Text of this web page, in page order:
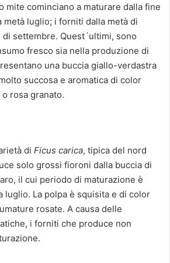
mite cominciano a maturare dalla fine
metà luglio; i forniti dalla metà di
settembre. Quest´ultimi, sono
fresco sia nella produzione di
una buccia giallo-verdastra
succosa e aromatica di color
rosa granato.
di Ficus carica, tipica del nord
solo grossi fioroni dalla buccia di
il cui periodo di maturazione è
luglio. La polpa è squisita e di color
rosate. A causa delle
i forniti che produce non